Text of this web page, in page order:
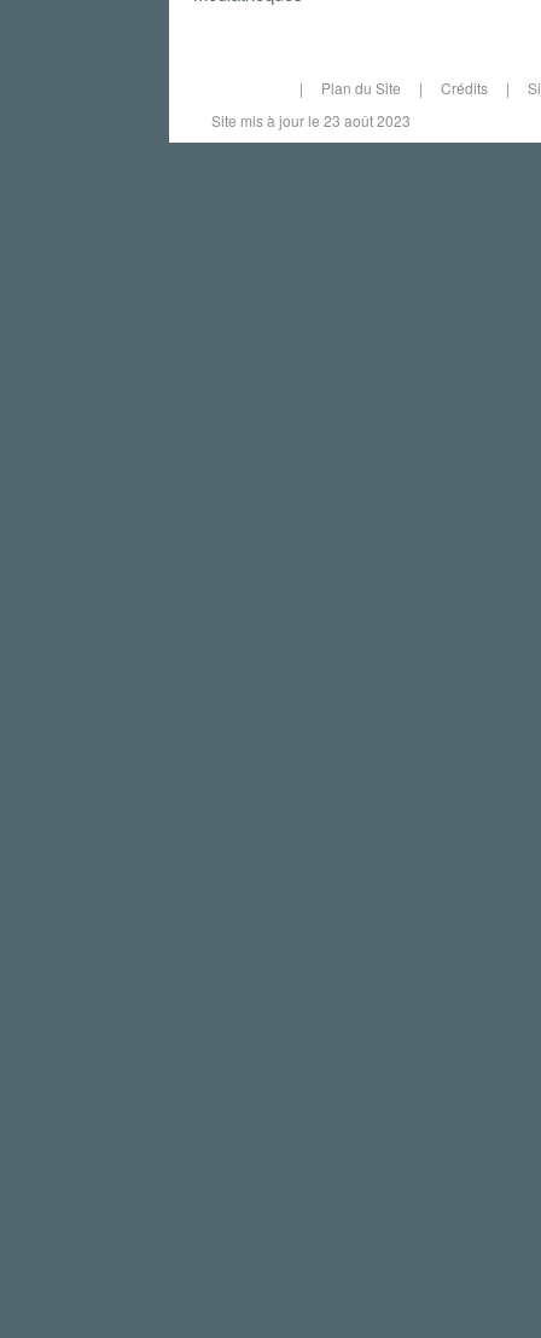
| Plan du Site | Crédits |
Site mis à jour le 23 août 2023